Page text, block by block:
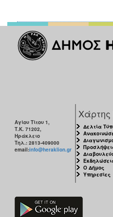
Αγίου Τίτου 1,
Τ.Κ. 71202,
Ηράκλειο
Τηλ.: 2813-409000
email:info@heraklion.gr
Χάρτης
Δελτία
Ο Δήμος
Υπηρεσίες